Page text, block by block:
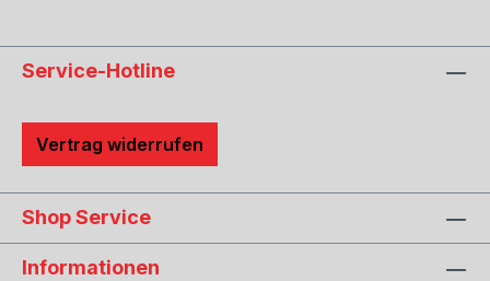
Service-Hotline
Vertrag widerrufen
Shop Service
Informationen